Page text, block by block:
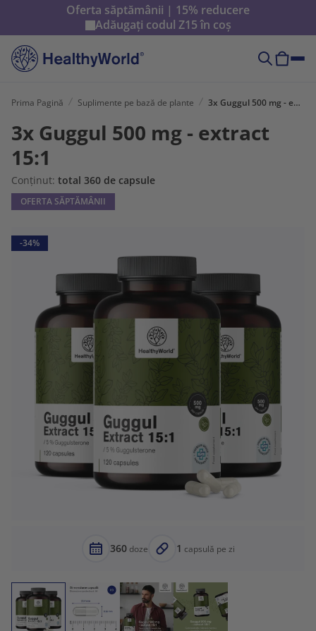
Oferta săptămânii | 15% reducere
Adăugați codul Z15în coș
Prima Pagină Suplimente pe bază de plante 3x Guggul 500 mg - extract 15:1
3x Guggul 500 mg - extract
15:1
Conținut: total 360 de capsule
OFERTA SĂPTĂMÂNII
-34%
360doze 1 capsulă pe zi